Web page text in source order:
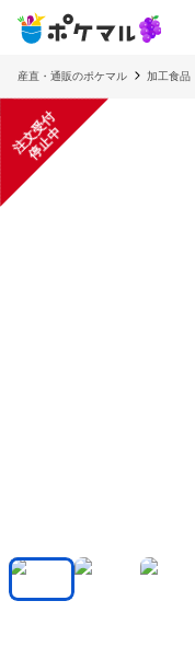
産直・通販のポケマル 加工食品
注
文
受
付
停
止
中